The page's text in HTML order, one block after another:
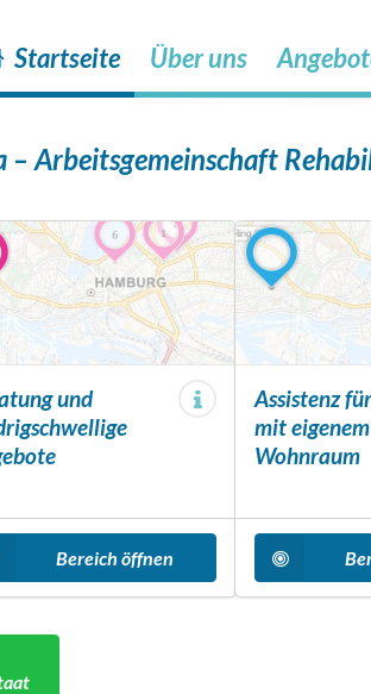
Startseite Über uns
– Arbeitsgemeinschaft
und
Bereich öffnen
Assistenz
mit eigenem
Wohnraum